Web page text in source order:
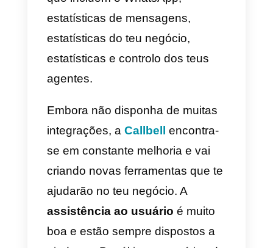
vantagens e desvantagens.
Embora muito popular, o
WhatsApp possui características
únicas mas faltam-lhe ao mesmo
tempo algumas funcionalidades
para melhorar o ambiente
empresarial. Aqui, mostramos-te
quais são as vantagens e
desvantagens de usar o
WhatsApp Business no teu